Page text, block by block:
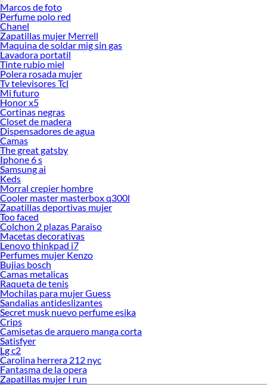
Marcos de foto
Perfume polo red
Chanel
Zapatillas mujer Merrell
Maquina de soldar mig sin gas
Lavadora portatil
Tinte rubio miel
Polera rosada mujer
Tv televisores Tcl
Mi futuro
Honor x5
Cortinas negras
Closet de madera
Dispensadores de agua
Camas
The great gatsby
Iphone 6 s
Samsung ai
Keds
Morral crepier hombre
Cooler master masterbox q300l
Zapatillas deportivas mujer
Too faced
Colchon 2 plazas Paraiso
Macetas decorativas
Lenovo thinkpad i7
Perfumes mujer Kenzo
Bujias bosch
Camas metalicas
Raqueta de tenis
Mochilas para mujer Guess
Sandalias antideslizantes
Secret musk nuevo perfume esika
Crips
Camisetas de arquero manga corta
Satisfyer
Lg c2
Carolina herrera 212 nyc
Fantasma de la opera
Zapatillas mujer I run